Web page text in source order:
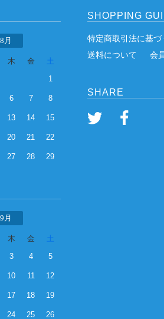
月
木 金
1
6 7 8
13 14 15
20 21 22
27 28 29
月
木 金
3 4 5
10 11 12
17 18 19
24 25 26
SHOPPING
特定商取引法に基づ
送料について
会
SHARE